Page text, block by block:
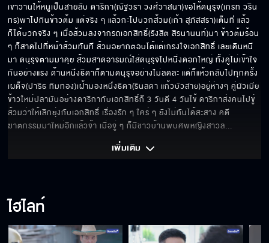
หวังว่าเราสองคนจะไม่ต้องเจอกันอีก
ความจริงกับความฝันมักสวนทางกัน
ตกลงกูเป็นเมียเก็บเจ้าบ่าวหรือเปล่า
เขาวานให้หนูเป็นสายลับ ดาริกา(ณัฐวรา วงศ์วาสนา)ขอให้ดนุรุจ(เกรท วริน
ทร)พาไปกินข้าวต้ม แต่จริง ๆ แล้วกะไปบวกส้วม(เก้า สุภัสสรา)เต็มที่ แล้ว
ก็ได้บวกจริง ๆ เมื่อส้วมลงจากรถเอกสิทธิ์(รังสิต สิรนานนท์)มา ข้าวต้มร้อน
ๆ ก็สาดไปที่หน้าส้วมทันที ส้วมอยากตอบโต้แต่เกรงใจเอกสิทธิ์ เลยเดินหนี
มา ดนุรุจตามมาคุย ส้วมสาดอารมณ์ใส่ดนุรุจไปหนึ่งดอกใหญ่ ทั้งคู่ไม่เข้าใจ
กันอย่างแรง ด้านหนึ่งธิดาก็ตามดนุรุจอย่างไม่ลดละ แต่ก็แห้วกลับไปทุกครั้ง
เผด็จ(ปาริธ ทิมทอง)เฝ้ามองหนึ่งธิดา(รินลดา แก้วบัวสาย)อยู่ห่างๆ คู่ผัวเมีย
ข้าวใหม่ปลามันอย่างดาริกากับเอกสิทธิ์ก็ 3 วันดี 4 วันไข้ ดาริกาส่งคนไปขู่
ส้วมว่าให้เลิกยุ่งกับเอกสิทธิ์ เรื่องรัก ๆ ใคร่ ๆ ยังไม่ทันได้สะสาง คดี
ฆาตกรรมมาใหม่อีกแล้วจ้า เมื่อจู่ ๆ ก็มีชาวบ้านพบศพหญิงสาวล...
เพิ่มเติม
ไฮไลท์